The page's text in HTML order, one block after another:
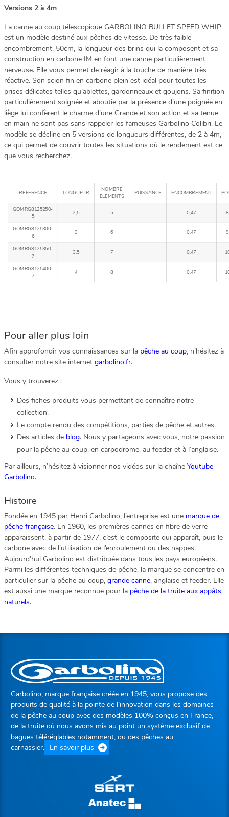
Versions 2 à 4m
La canne au coup télescopique GARBOLINO BULLET SPEED WHIP
est un modèle destiné aux pêches de vitesse. De très faible
encombrement, 50cm, la longueur des brins qui la composent et sa
construction en carbone IM en font une canne particulièrement
nerveuse. Elle vous permet de réagir à la touche de manière très
réactive. Son scion fin en carbone plein est idéal pour toutes les
prises délicates telles qu’ablettes, gardonneaux et goujons. Sa finition
particulièrement soignée et aboutie par la présence d’une poignée en
liège lui confèrent le charme d’une Grande et son action et sa tenue
en main ne sont pas sans rappeler les fameuses Garbolino Colibri. Le
modèle se décline en 5 versions de longueurs différentes, de 2 à 4m,
ce qui permet de couvrir toutes les situations où le rendement est ce
que vous recherchez.
REFERENCE LONGUEUR
NOMBRE
ELEMENTS
PUISSANCE ENCOMBREMENT
GOMRG8125250-
5
2,5 5 0,47
GOMRG8125300-
6
3 6 0,47
GOMRG8125350-
7
3,5 7 0,47
GOMRG8125400-
7
4 8 0,47
Pour aller plus loin
Afin approfondir vos connaissances sur la pêche au coup, n’hésitez à
consulter notre site internet garbolino.fr.
Vous y trouverez :
Des fiches produits vous permettant de connaître notre
collection.
Le compte rendu des compétitions, parties de pêche et autres.
Des articles de blog. Nous y partageons avec vous, notre passion
pour la pêche au coup, en carpodrome, au feeder et à l’anglaise.
Par ailleurs, n’hésitez à visionner nos vidéos sur la chaîne Youtube
Garbolino.
Histoire
Fondée en 1945 par Henri Garbolino, l’entreprise est une marque de
pêche française. En 1960, les premières cannes en fibre de verre
apparaissent, à partir de 1977, c’est le composite qui apparaît, puis le
carbone avec de l’utilisation de l’enroulement ou des nappes.
Aujourd’hui Garbolino est distribuée dans tous les pays européens.
Parmi les différentes techniques de pêche, la marque se concentre en
particulier sur la pêche au coup, grande canne, anglaise et feeder. Elle
est aussi une marque reconnue pour la pêche de la truite aux appâts
naturels.
Garbolino, marque française créée en 1945, vous propose des
produits de qualité à la pointe de l’innovation dans les domaines
de la pêche au coup avec des modèles 100% conçus en France,
de la truite où nous avons mis au point un système exclusif de
bagues téléréglables notamment, ou des pêches au
carnassier. En savoir plus